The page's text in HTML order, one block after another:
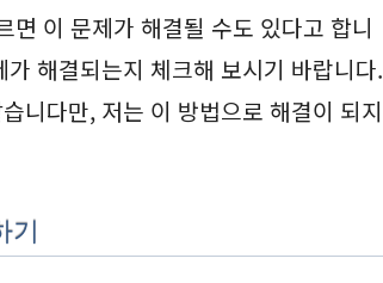
이 문제가 해결될 수도 있다고 합니
해결되는지 체크해 보시기 바랍니다.
니다만, 저는 이 방법으로 해결이 되지
기